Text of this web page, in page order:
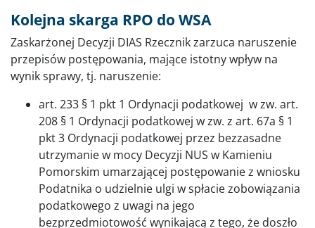
Kolejna skarga RPO do WSA
Zaskarżonej Decyzji DIAS Rzecznik zarzuca naruszenie
przepisów postępowania, mające istotny wpływ na
wynik sprawy, tj. naruszenie:
art. 233 § 1 pkt 1 Ordynacji podatkowej w zw. art.
208 § 1 Ordynacji podatkowej w zw. z art. 67a § 1
pkt 3 Ordynacji podatkowej przez bezzasadne
utrzymanie w mocy Decyzji NUS w Kamieniu
Pomorskim umarzającej postępowanie z wniosku
Podatnika o udzielnie ulgi w spłacie zobowiązania
podatkowego z uwagi na jego
bezprzedmiotowość wynikającą z tego, że doszło